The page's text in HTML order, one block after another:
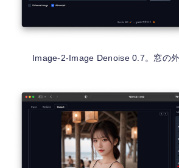
Image-2-Image Denoise 0.7。窓の